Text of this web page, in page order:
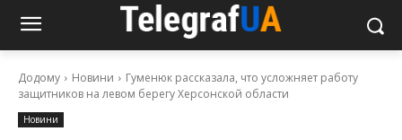
Додому Новини
Гуменюк рассказала, что усложняет работу
защитников на левом берегу Херсонской области
Новини